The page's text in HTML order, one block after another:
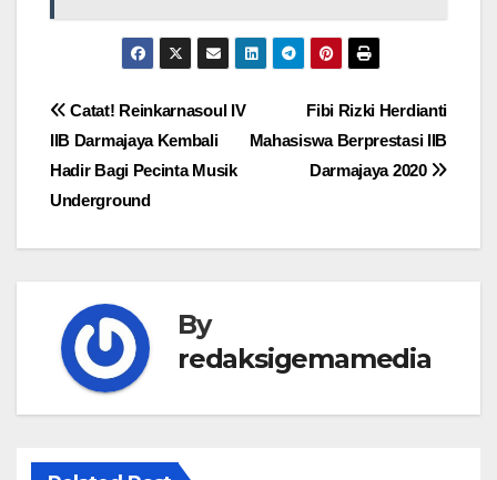
Navigasi
pos
Fibi Rizki Herdianti
Mahasiswa Berprestasi IIB
Darmajaya 2020
Catat! Reinkarnasoul IV
IIB Darmajaya Kembali
Hadir Bagi Pecinta Musik
Underground
By
redaksigemamedia